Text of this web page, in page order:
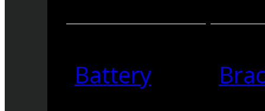
Battery